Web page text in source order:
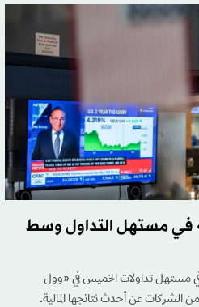
في مستهل التداول وسط
في مستهل تداولات الخميس في «وول
عن أحدث نتائجها المالية.